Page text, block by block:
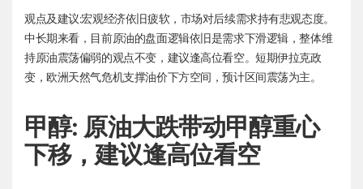
观点及建议:宏观经济依旧疲软，市场对后续需求持有悲观态度。
中长期来看，目前原油的盘面逻辑依旧是需求下滑逻辑，整体维
持原油震荡偏弱的观点不变，建议逢高位看空。短期伊拉克政
变，欧洲天然气危机支撑油价下方空间，预计区间震荡为主。
甲醇: 原油大跌带动甲醇重心
下移，建议逢高位看空